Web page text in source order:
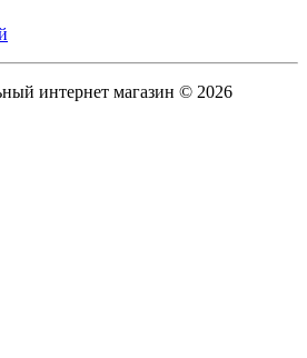
интернет магазин © 2026